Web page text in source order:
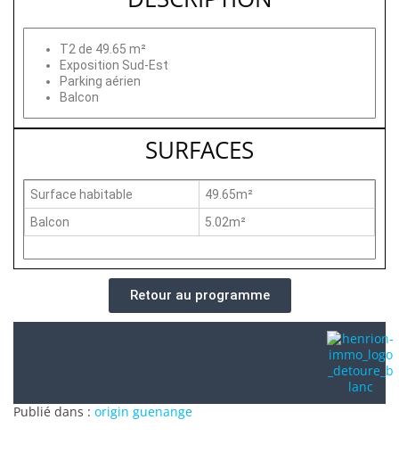
T2 de 49.65 m²
Exposition Sud-Est
Parking aérien
Balcon
SURFACES
Surface habitable
49.65m²
Balcon
5.02m²
Retour au programme
Publié dans : origin guenange